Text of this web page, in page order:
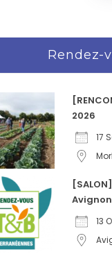
Rendez-
2026
17
13